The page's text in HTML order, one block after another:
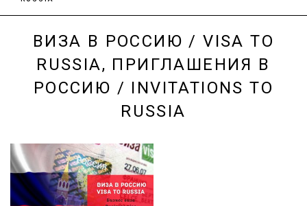
ВИЗА В РОССИЮ / VISA TO
RUSSIA, ПРИГЛАШЕНИЯ В
РОССИЮ / INVITATIONS TO
RUSSIA